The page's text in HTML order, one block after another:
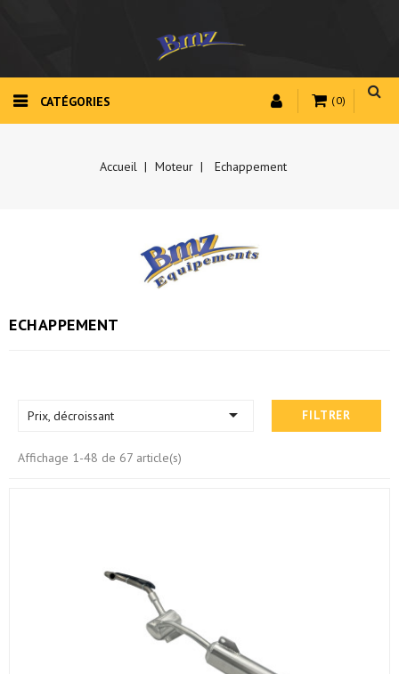
(0)
CATÉGORIES
Accueil Moteur Echappement
ECHAPPEMENT
Prix, décroissant  FILTRER
Affichage 1-48 de 67 article(s)